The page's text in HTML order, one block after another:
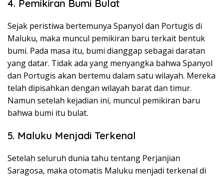
4. Pemikiran Bumi Bulat
Sejak peristiwa bertemunya Spanyol dan Portugis di
Maluku, maka muncul pemikiran baru terkait bentuk
bumi. Pada masa itu, bumi dianggap sebagai daratan
yang datar. Tidak ada yang menyangka bahwa Spanyol
dan Portugis akan bertemu dalam satu wilayah. Mereka
telah dipisahkan dengan wilayah barat dan timur.
Namun setelah kejadian ini, muncul pemikiran baru
bahwa bumi itu bulat.
5. Maluku Menjadi Terkenal
Setelah seluruh dunia tahu tentang Perjanjian
Saragosa, maka otomatis Maluku menjadi terkenal di